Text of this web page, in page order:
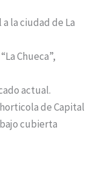
la ciudad de La
Chueca”,
actual.
de Capital
cubierta